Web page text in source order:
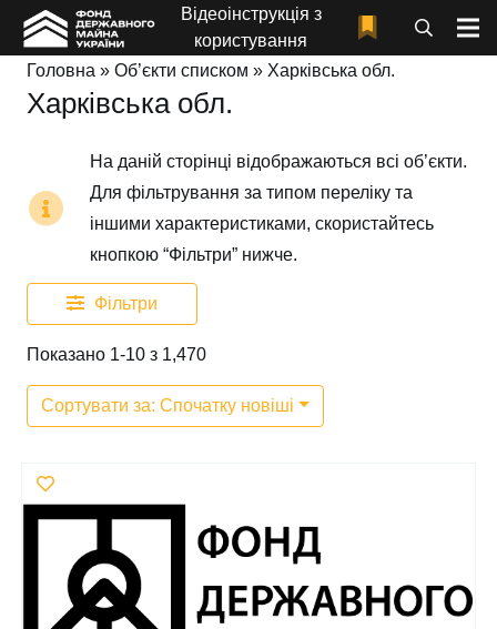
Відеоінструкція з
користування
Головна » Об’єкти списком » Харківська обл.
Харківська обл.
На даній сторінці відображаються всі об’єкти.
Для фільтрування за типом переліку та
іншими характеристиками, скористайтесь
кнопкою “Фільтри” нижче.
Фільтри
Показано 1-10 з 1,470
Сортувати за: Спочатку новіші